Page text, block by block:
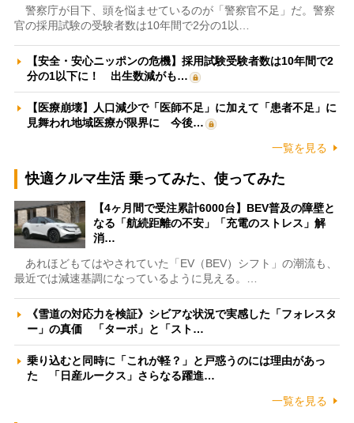
警察庁が目下、頭を悩ませているのが「警察官不足」だ。警察
官の採用試験の受験者数は10年間で2分の1以…
【安全・安心ニッポンの危機】採用試験受験者数は10年間で2
分の1以下に！ 出生数減がも…
【医療崩壊】人口減少で「医師不足」に加えて「患者不足」に
見舞われ地域医療が限界に 今後…
一覧を見る
快適クルマ生活 乗ってみた、使ってみた
【4ヶ月間で受注累計6000台】BEV普及の障壁と
なる「航続距離の不安」「充電のストレス」解
消…
あれほどもてはやされていた「EV（BEV）シフト」の潮流も、
最近では減速基調になっているように見える。…
《雪道の対応力を検証》シビアな状況で実感した「フォレスタ
ー」の真価 「ターボ」と「スト…
乗り込むと同時に「これが軽？」と戸惑うのには理由があっ
た 「日産ルークス」さらなる躍進…
一覧を見る